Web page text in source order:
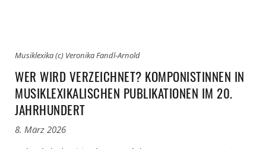
Musiklexika (c) Veronika Fandl-Arnold
WER WIRD VERZEICHNET? KOMPONISTINNEN IN
MUSIKLEXIKALISCHEN PUBLIKATIONEN IM 20.
JAHRHUNDERT
8. März 2026